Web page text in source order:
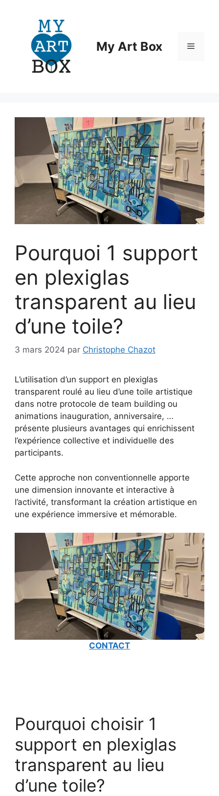
My Art Box Menu
Pourquoi 1 support
en plexiglas
transparent au lieu
d’une toile?
3 mars 2024 par Christophe Chazot
L’utilisation d’un support en plexiglas
transparent roulé au lieu d’une toile artistique
dans notre protocole de team building ou
animations inauguration, anniversaire, …
présente plusieurs avantages qui enrichissent
l’expérience collective et individuelle des
participants.
Cette approche non conventionnelle apporte
une dimension innovante et interactive à
l’activité, transformant la création artistique en
une expérience immersive et mémorable.
CONTACT
Pourquoi choisir 1
support en plexiglas
transparent au lieu
d’une toile?